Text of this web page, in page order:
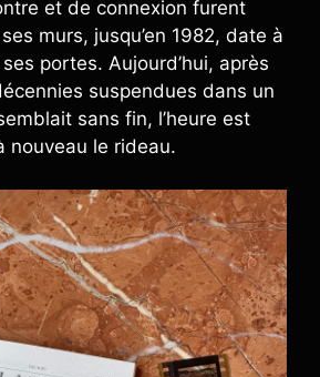
et de connexion furent
murs, jusqu’en 1982, date à
portes. Aujourd’hui, après
suspendues dans un
sans fin, l’heure est
nouveau le rideau.